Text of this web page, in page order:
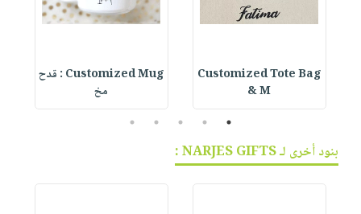
Customized Tote Bag
& M
Customized Mug : قدح
مخ
1
2
3
4
5
بنود أخرى لـ NARJES GIFTS :